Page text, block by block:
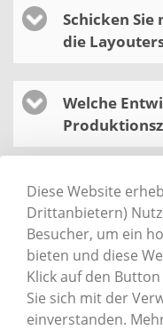
Schicken
die
Welche
Entdecken
Diese Website
Drittanbietern)
Besucher, um ein
bieten und diese
Klick auf den
Sie sich mit der
einverstanden.